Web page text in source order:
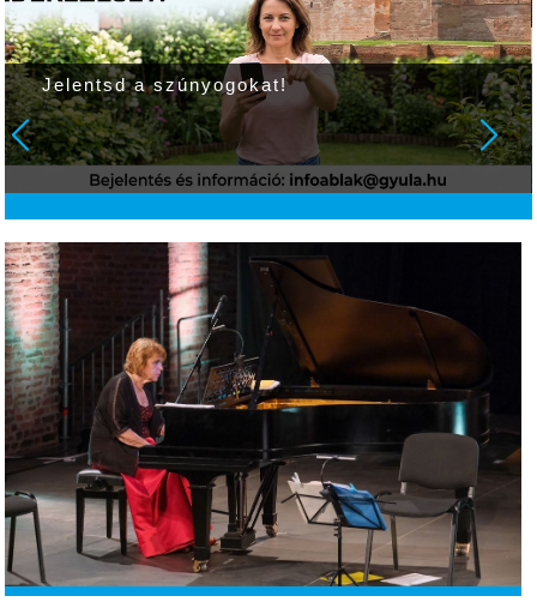
Jelentsd a szúnyogokat!